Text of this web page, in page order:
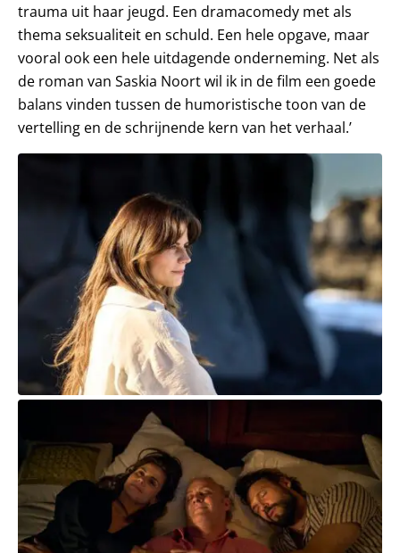
trauma uit haar jeugd. Een dramacomedy met als
thema seksualiteit en schuld. Een hele opgave, maar
vooral ook een hele uitdagende onderneming. Net als
de roman van Saskia Noort wil ik in de film een goede
balans vinden tussen de humoristische toon van de
vertelling en de schrijnende kern van het verhaal.’